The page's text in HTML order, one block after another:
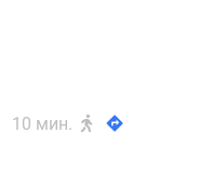
10 мин.